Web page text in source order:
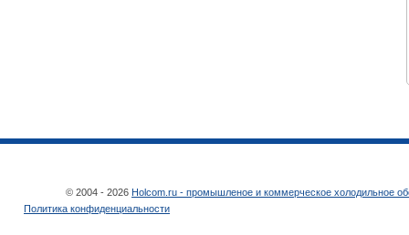
© 2004 - 2026 Holcom.ru - промышленое и коммерческое холодильное
Политика конфиденциальности